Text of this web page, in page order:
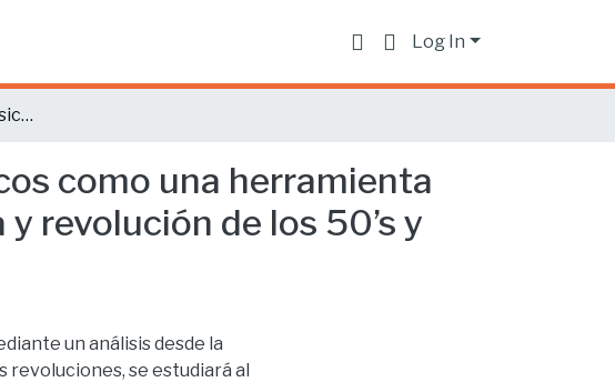
Log In
Revolución: Política Psicodélica Los psicodélicos como una herramienta política para la generación de la contracultura y revolución de los 50’s y 60’s.
como una herramienta
revolución de los 50’s y
un análisis desde la
revoluciones, se estudiará al